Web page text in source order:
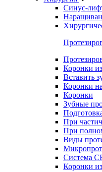
Синус-
Коронки
Вставить
Коронки
Коронки
Зубные
При
При
Виды
Система
Коронки